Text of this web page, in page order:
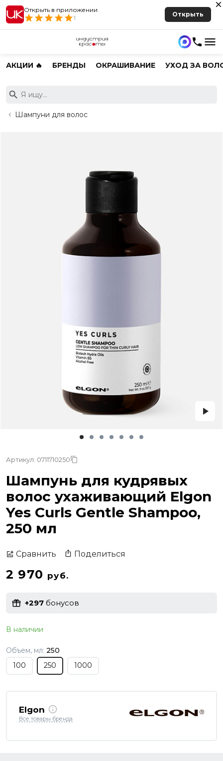
Открыть в приложении
1
Открыть
АКЦИИ 🔥 БРЕНДЫ ОКРАШИВАНИЕ УХОД ЗА
Шампуни для волос
Артикул: 0711710250
Шампунь для кудрявых
волос ухаживающий Elgon
Yes Curls Gentle Shampoo,
250 мл
Сравнить Поделиться
2 970 руб.
+297 бонусов
В наличии
Объем, мл: 250
100
250 1000
Elgon
Все товары бренда